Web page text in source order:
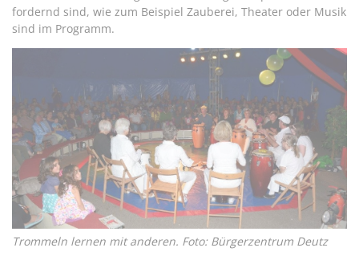
fordernd sind, wie zum Beispiel Zauberei, Theater oder Musik
sind im Programm.
Trommeln lernen mit anderen. Foto: Bürgerzentrum Deutz